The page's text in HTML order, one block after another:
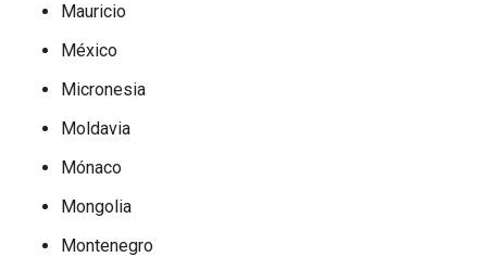
Mauricio
México
Micronesia
Moldavia
Mónaco
Mongolia
Montenegro